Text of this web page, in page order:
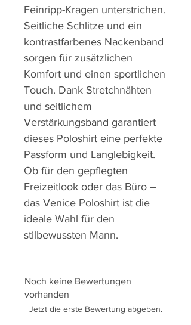
Feinripp-Kragen unterstrichen.
Seitliche Schlitze und ein
kontrastfarbenes Nackenband
sorgen für zusätzlichen
Komfort und einen sportlichen
Touch. Dank Stretchnähten
und seitlichem
Verstärkungsband garantiert
dieses Poloshirt eine perfekte
Passform und Langlebigkeit.
Ob für den gepflegten
Freizeitlook oder das Büro –
das Venice Poloshirt ist die
ideale Wahl für den
stilbewussten Mann.
Noch keine Bewertungen
vorhanden
Jetzt die erste Bewertung abgeben.